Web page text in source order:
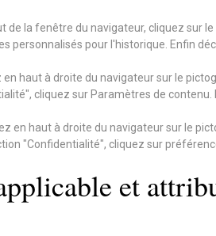
de la fenêtre du navigateur, cliquez sur
personnalisés pour l'historique. Enfin
en haut à droite du navigateur sur le
cliquez sur Paramètres de
en haut à droite du navigateur sur le
"Confidentialité", cliquez sur
et